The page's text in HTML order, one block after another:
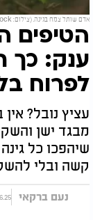
אדם שותל צמח בגינה. (צילום: maxim ibragimov/shuttrstock)
הטיפים
ענק: כך
לפרוח
עציץ נובל?
מבגד ישן
שיהפכו כל
קשה ובלי
נעם ברקאי 26.06.25